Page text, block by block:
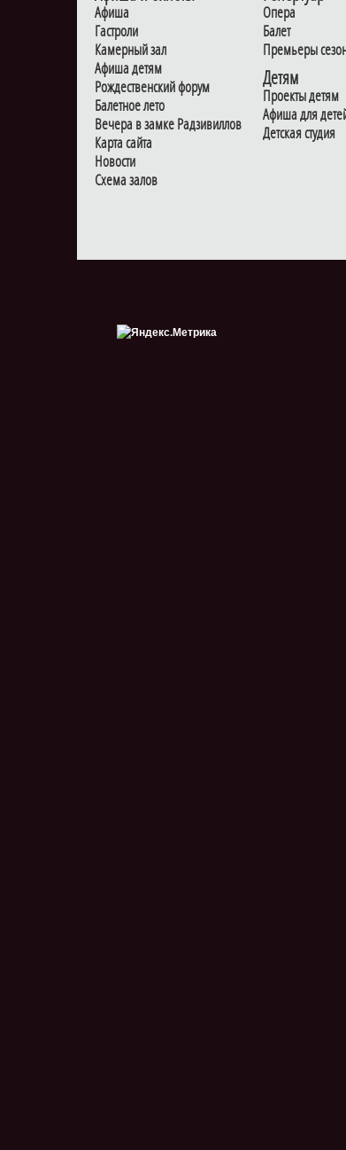
Афиша
Гастроли
Камерный зал
Афиша детям
Рождественский форум
Балетное лето
Вечера в замке Радзивиллов
Карта сайта
Новости
Схема залов
Опера
Балет
Премьеры
Детям
Проекты детям
Афиша для
Детская студия